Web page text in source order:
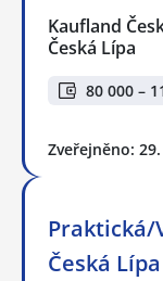
Kaufland
Česká Lípa
80 000 –
Zveřejněno:
Praktická/
Česká Lípa